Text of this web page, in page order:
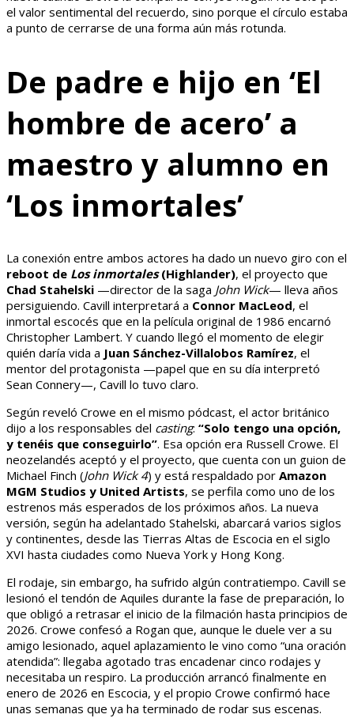
el valor sentimental del recuerdo, sino porque el círculo estaba
a punto de cerrarse de una forma aún más rotunda.
De padre e hijo en ‘El
hombre de acero’ a
maestro y alumno en
‘Los inmortales’
La conexión entre ambos actores ha dado un nuevo giro con el
reboot de Los inmortales(Highlander), el proyecto que
Chad Stahelski —director de la saga John Wick— lleva años
persiguiendo. Cavill interpretará a Connor MacLeod, el
inmortal escocés que en la película original de 1986 encarnó
Christopher Lambert. Y cuando llegó el momento de elegir
quién daría vida a Juan Sánchez-Villalobos Ramírez, el
mentor del protagonista —papel que en su día interpretó
Sean Connery—, Cavill lo tuvo claro.
Según reveló Crowe en el mismo pódcast, el actor británico
dijo a los responsables del casting: “Solo tengo una opción,
y tenéis que conseguirlo”. Esa opción era Russell Crowe. El
neozelandés aceptó y el proyecto, que cuenta con un guion de
Michael Finch (John Wick 4) y está respaldado por Amazon
MGM Studios y United Artists, se perfila como uno de los
estrenos más esperados de los próximos años. La nueva
versión, según ha adelantado Stahelski, abarcará varios siglos
y continentes, desde las Tierras Altas de Escocia en el siglo
XVI hasta ciudades como Nueva York y Hong Kong.
El rodaje, sin embargo, ha sufrido algún contratiempo. Cavill se
lesionó el tendón de Aquiles durante la fase de preparación, lo
que obligó a retrasar el inicio de la filmación hasta principios de
2026. Crowe confesó a Rogan que, aunque le duele ver a su
amigo lesionado, aquel aplazamiento le vino como “una oración
atendida”: llegaba agotado tras encadenar cinco rodajes y
necesitaba un respiro. La producción arrancó finalmente en
enero de 2026 en Escocia, y el propio Crowe confirmó hace
unas semanas que ya ha terminado de rodar sus escenas.